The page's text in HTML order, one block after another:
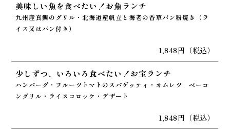
美味しい魚を食べたい！お魚ランチ
九州産真鯛のグリル・北海道産帆立と海老の香草パン粉焼き（ラ
イス又はパン付き）
1,848円（税込）
少しずつ、いろいろ食べたい！お宝ランチ
ハンバーグ・フルーツトマトのスパゲッティ・オムレツ ベーコ
ングリル・ライスコロッケ・デザート
1,848円（税込）